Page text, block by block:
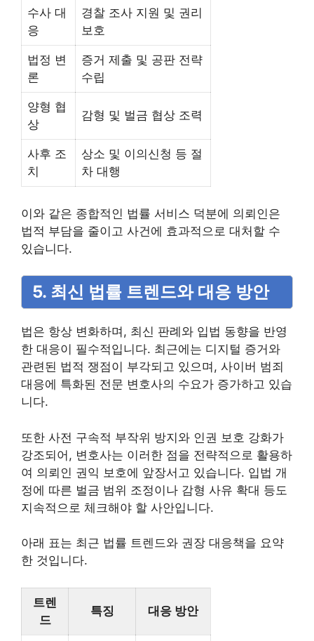
수사 대
응
경찰 조사 지원 및 권리
보호
법정 변
론
증거 제출 및 공판 전략
수립
양형 협
상
감형 및 벌금 협상 조력
사후 조
치
상소 및 이의신청 등 절
차 대행
이와 같은 종합적인 법률 서비스 덕분에 의뢰인은
법적 부담을 줄이고 사건에 효과적으로 대처할 수
있습니다.
5. 최신 법률 트렌드와 대응 방안
법은 항상 변화하며, 최신 판례와 입법 동향을 반영
한 대응이 필수적입니다. 최근에는 디지털 증거와
관련된 법적 쟁점이 부각되고 있으며, 사이버 범죄
대응에 특화된 전문 변호사의 수요가 증가하고 있습
니다.
또한 사전 구속적 부작위 방지와 인권 보호 강화가
강조되어, 변호사는 이러한 점을 전략적으로 활용하
여 의뢰인 권익 보호에 앞장서고 있습니다. 입법 개
정에 따른 벌금 범위 조정이나 감형 사유 확대 등도
지속적으로 체크해야 할 사안입니다.
아래 표는 최근 법률 트렌드와 권장 대응책을 요약
한 것입니다.
트렌
드
특징 대응 방안